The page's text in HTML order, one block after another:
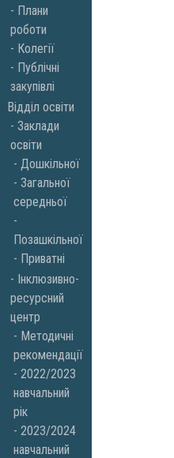
Плани
роботи
Колегії
Публічні
закупівлі
Відділ освіти
Заклади
освіти
Дошкільної
Загальної
середньої
Позашкільної
Приватні
Інклюзивно-
ресурсний
центр
Методичні
рекомендації
2022/2023
навчальний
рік
2023/2024
навчальний